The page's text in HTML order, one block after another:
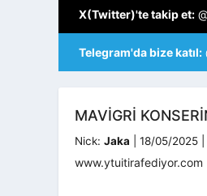
X(Twitter)'te takip et:
Telegram'da bize katıl:
MAVIGRI
Nick: Jaka 18/05/2025
www.ytuitirafediyor.com